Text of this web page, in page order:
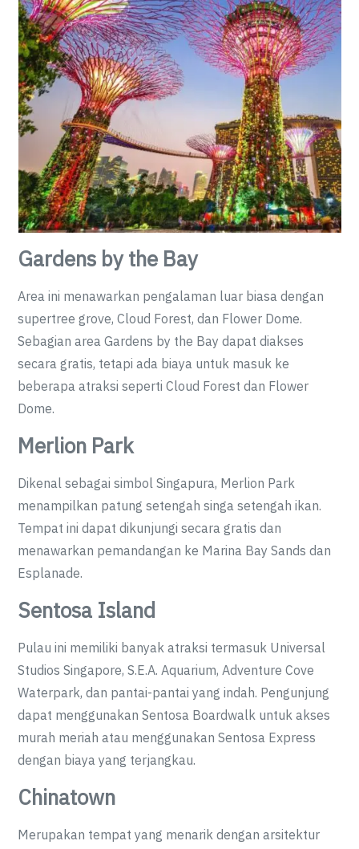
Gardens by the Bay
Area ini menawarkan pengalaman luar biasa dengan
supertree grove, Cloud Forest, dan Flower Dome.
Sebagian area Gardens by the Bay dapat diakses
secara gratis, tetapi ada biaya untuk masuk ke
beberapa atraksi seperti Cloud Forest dan Flower
Dome.
Merlion Park
Dikenal sebagai simbol Singapura, Merlion Park
menampilkan patung setengah singa setengah ikan.
Tempat ini dapat dikunjungi secara gratis dan
menawarkan pemandangan ke Marina Bay Sands dan
Esplanade.
Sentosa Island
Pulau ini memiliki banyak atraksi termasuk Universal
Studios Singapore, S.E.A. Aquarium, Adventure Cove
Waterpark, dan pantai-pantai yang indah. Pengunjung
dapat menggunakan Sentosa Boardwalk untuk akses
murah meriah atau menggunakan Sentosa Express
dengan biaya yang terjangkau.
Chinatown
Merupakan tempat yang menarik dengan arsitektur